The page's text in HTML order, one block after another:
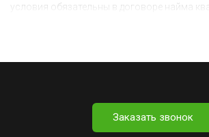
условия обязательны в договоре найма
Заказать звонок